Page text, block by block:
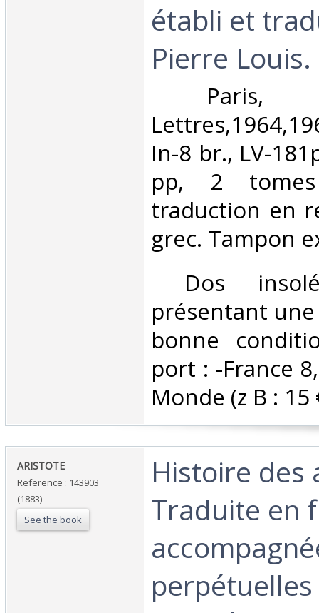
établi et
Pierre Louis.‎
Paris,
In-8 br., LV-
pp, 2 tomes
traduction en
grec. Tampon
Dos
présentant
bonne
port : -France
Monde (z B : 15
‎ARISTOTE‎
Reference : 143903
(1883)
See the book
‎Histoire des
Traduite en
perpétuelles